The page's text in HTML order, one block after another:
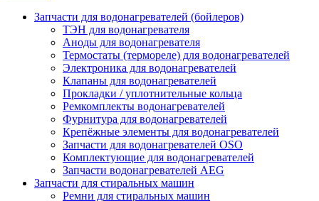
Запчасти для водонагревателей (бойлеров)
ТЭН для водонагревателя
Аноды для водонагревателя
Термостаты (термореле) для водонагревателей
Электроника для водонагревателей
Клапаны для водонагревателей
Прокладки / уплотнительные кольца
Ремкомплекты водонагревателей
Фурнитура для водонагревателей
Крепёжные элементы для водонагревателей
Запчасти для водонагревателей OSO
Комплектующие для водонагревателей
Запчасти водонагревателей AEG
Запчасти для стиральных машин
Ремни для стиральных машин